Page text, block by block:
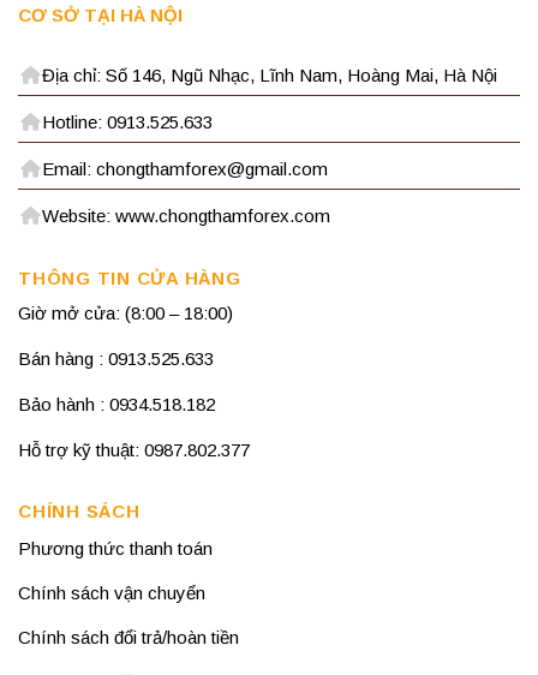
CƠ SỞ TẠI HÀ NỘI
Địa chỉ: Số 146, Ngũ Nhạc, Lĩnh Nam, Hoàng Mai, Hà Nội
Hotline: 0913.525.633
Email: chongthamforex@gmail.com
Website: www.chongthamforex.com
THÔNG TIN CỬA HÀNG
Giờ mở cửa: (8:00 – 18:00)
Bán hàng : 0913.525.633
Bảo hành : 0934.518.182
Hỗ trợ kỹ thuật: 0987.802.377
CHÍNH SÁCH
Phương thức thanh toán
Chính sách vận chuyển
Chính sách đổi trả/hoàn tiền